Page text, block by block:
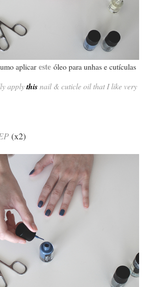
aplicareste óleo para unhas e cutículas
applythisnail & cuticle oil that I like very
(x2)